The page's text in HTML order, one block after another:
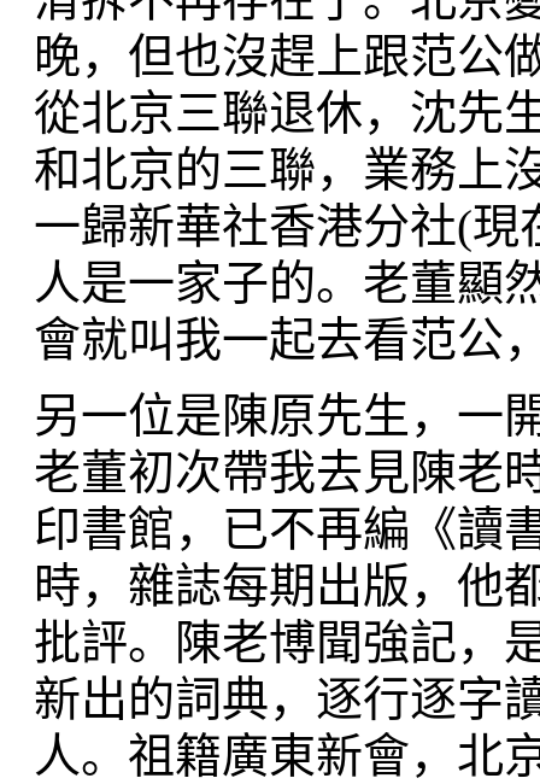
晚，但也沒趕上跟范公
從北京三聯退休，沈先
和北京的三聯，業務上
一歸新華社香港分社(
人是一家子的。老董顯
會就叫我一起去看范公
另一位是陳原先生，一
老董初次帶我去見陳老
印書館，已不再編《讀
時，雜誌每期出版，他
批評。陳老博聞強記，
新出的詞典，逐行逐字
人。祖籍廣東新會，北